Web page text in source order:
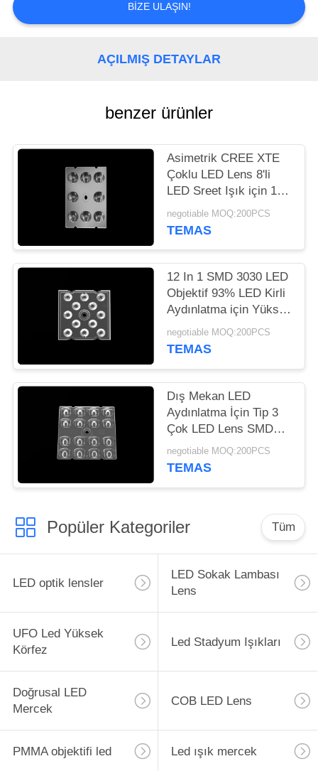
BIR
HARITASI
GIZLILIK
POLITIKASI
BIZE ULAŞIN!
AÇILMIŞ DETAYLAR
benzer ürünler
Asimetrik CREE XTE
Çoklu LED Lens 8'li
LED Sreet Işık için 1
Reflektör Kiti
negotiable MOQ:200PCS
TEMAS
12 In 1 SMD 3030 LED
Objektif 93% LED Kirli
Aydınlatma için Yüksek
Verimlilik
negotiable MOQ:200PCS
TEMAS
Dış Mekan LED
Aydınlatma İçin Tip 3
Çok LED Lens SMD
3030 Silikon Conta
negotiable MOQ:200PCS
TEMAS
Popüler Kategoriler Tüm
LED optik lensler
LED Sokak Lambası
Lens
UFO Led Yüksek
Körfez
Led Stadyum Işıkları
Doğrusal LED
Mercek
COB LED Lens
PMMA objektifi led Led ışık mercek